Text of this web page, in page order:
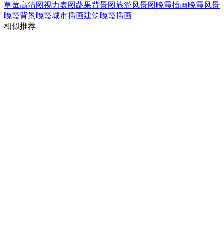
草莓高清图视力表图蔬果背景图旅游风景图晚霞插画晚霞风景
晚霞背景晚霞城市插画建筑晚霞插画
相似推荐